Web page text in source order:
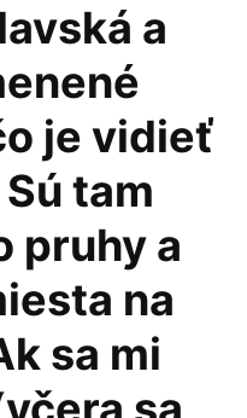
a
je vidieť
tam
pruhy a
na
sa mi